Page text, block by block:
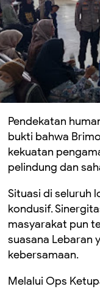
Pendekatan
bukti bahwa
kekuatan
pelindung dan
Situasi di seluruh
kondusif.
masyarakat pun
suasana Lebaran
kebersamaan.
Melalui Ops